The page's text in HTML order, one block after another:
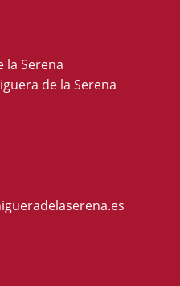
la Serena
de la Serena